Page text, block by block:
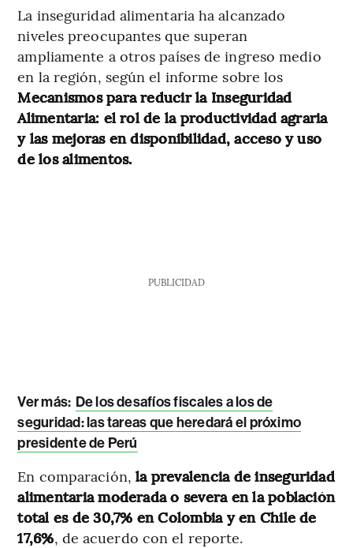
La inseguridad alimentaria ha alcanzado
niveles preocupantes que superan
ampliamente a otros países de ingreso medio
en la región, según el informe sobre los
Mecanismos para reducir la Inseguridad
Alimentaria: el rol de la productividad agraria
y las mejoras en disponibilidad, acceso y uso
de los alimentos.
PUBLICIDAD
Ver más: De los desafíos fiscales a los de
seguridad: las tareas que heredará el próximo
presidente de Perú
En comparación, la prevalencia de inseguridad
alimentaria moderada o severa en la población
total es de 30,7% en Colombia y en Chile de
17,6%, de acuerdo con el reporte.